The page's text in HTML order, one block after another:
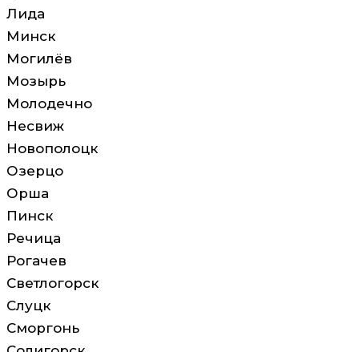
Лида
Минск
Могилёв
Мозырь
Молодечно
Несвиж
Новополоцк
Озерцо
Орша
Пинск
Речица
Рогачев
Светлогорск
Слуцк
Сморгонь